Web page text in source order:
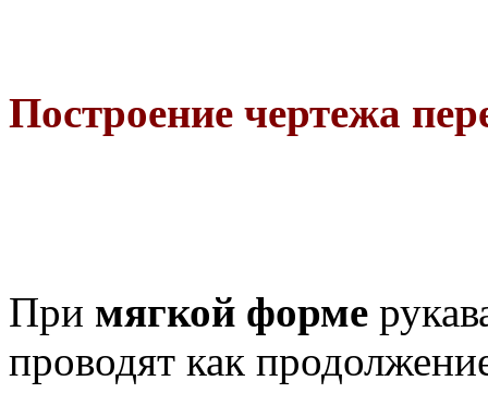
Построение чертежа
При мягкой форме
прово­дят как